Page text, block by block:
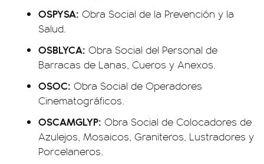
OSPYSA: Obra Social de la Prevención y la
Salud.
OSBLYCA: Obra Social del Personal de
Barracas de Lanas, Cueros y Anexos.
OSOC: Obra Social de Operadores
Cinematográficos.
OSCAMGLYP: Obra Social de Colocadores de
Azulejos, Mosaicos, Graniteros, Lustradores y
Porcelaneros.